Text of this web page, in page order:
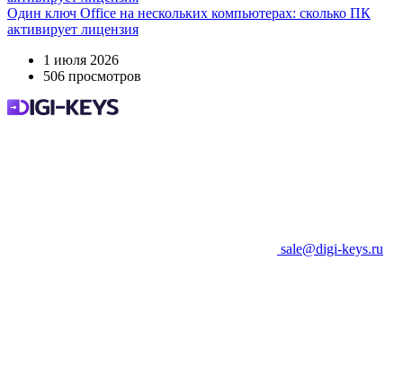
Один ключ Office на нескольких компьютерах: сколько ПК
активирует лицензия
1 июля 2026
506 просмотров
sale@digi-keys.ru